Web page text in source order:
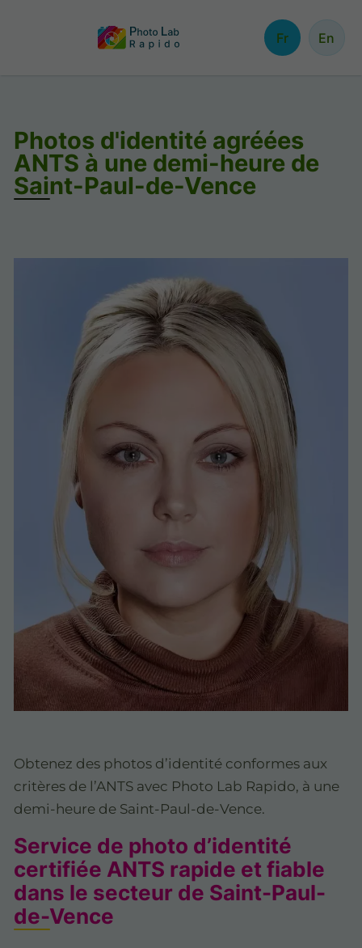
Fr En
Photos d'identité agréées
ANTS à une demi-heure de
Saint-Paul-de-Vence
Obtenez des photos d’identité conformes aux
critères de l’ANTS avec Photo Lab Rapido, à une
demi-heure de Saint-Paul-de-Vence.
Service de photo d’identité
certifiée ANTS rapide et fiable
dans le secteur de Saint-Paul-
de-Vence